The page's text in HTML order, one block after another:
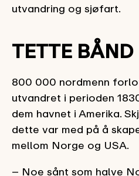
utvandring og sjøfart.
TETTE BÅND
800 000 nordmenn
utvandret i perioden
dem havnet i Amerika.
dette var med på å
mellom Norge og USA.
– Noe sånt som halve